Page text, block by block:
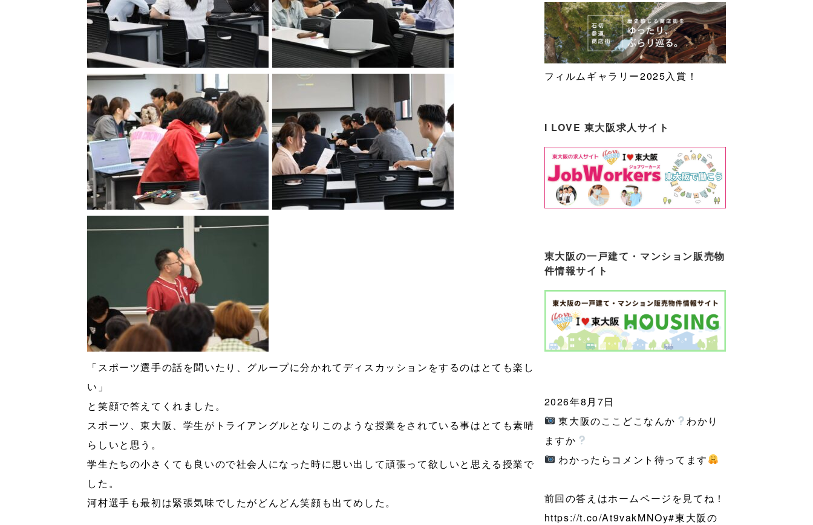
「スポーツ選手の話を聞いたり、グループに分かれてディスカッションをするのはとても楽し
い」
と笑顔で答えてくれました。
スポーツ、東大阪、学生がトライアングルとなりこのような授業をされている事はとても素晴
らしいと思う。
学生たちの小さくても良いので社会人になった時に思い出して頑張って欲しいと思える授業で
した。
河村選手も最初は緊張気味でしたがどんどん笑顔も出てめした。
フィルムギャラリー2025入賞！
I LOVE 東大阪求人サイト
東大阪の一戸建て・マンション販売物
件情報サイト
2026年8月7日
東大阪のここどこなんか
わかり
ますか
わかったらコメント待ってます
前回の答えはホームページを見てね！
https://t.co/At9vakMNOy#東大阪の